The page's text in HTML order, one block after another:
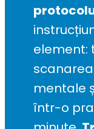
element:
mentale
într-o